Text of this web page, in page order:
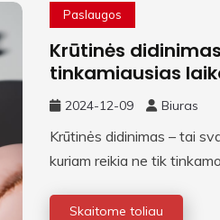
Paslaugos
Krūtinės
tinkamiausias
Su chirurgo
2024-12-09 Biuras
Krūtinės didinimas – tai
kuriam reikia ne tik
Skaitome toliau